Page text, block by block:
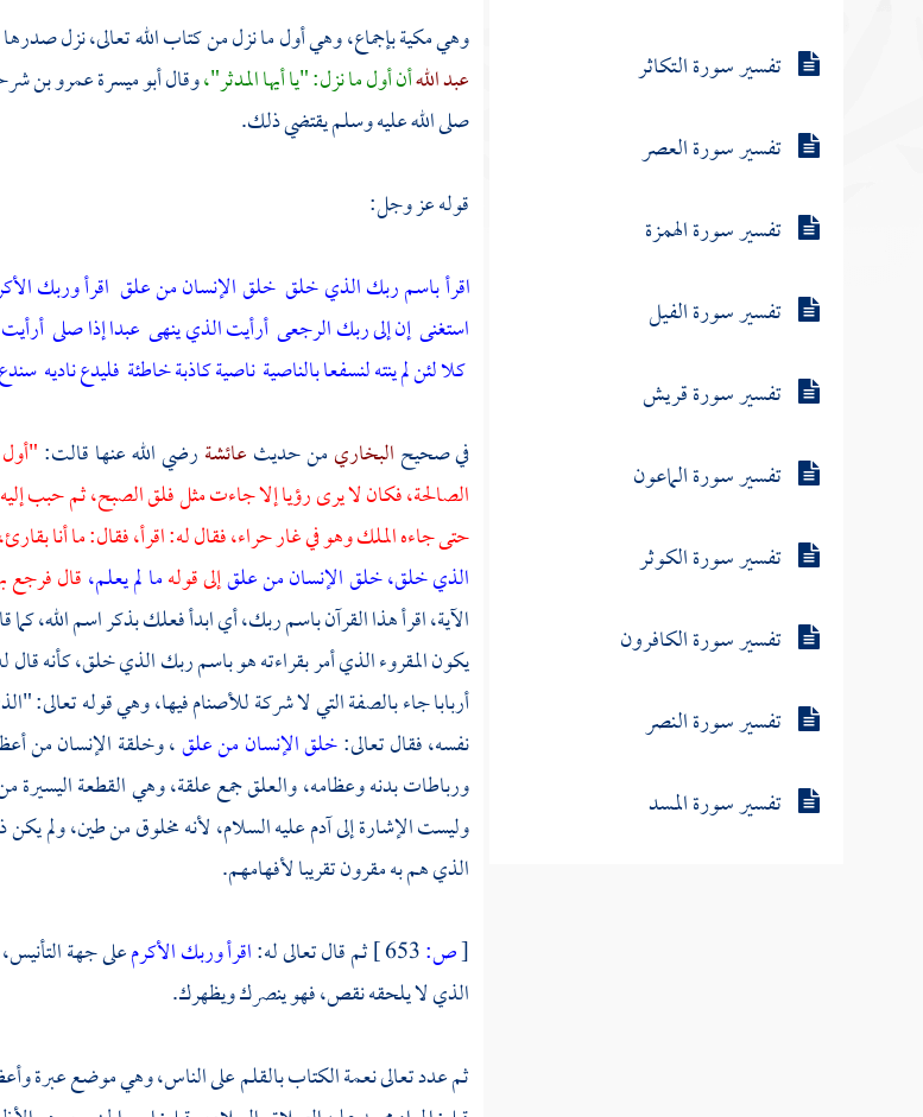
تفسير سورة التكاثر
تفسير سورة العصر
تفسير سورة الهمزة
تفسير سورة الفيل
تفسير سورة قريش
تفسير سورة الماعون
تفسير سورة الكوثر
تفسير سورة الكافرون
تفسير سورة النصر
تفسير سورة المسد
وهي مكية بإجماع، وهي أول ما نزل من كتاب الله تعالى، نزل
عبد اللهأن أول ما نزل: "يا أيها المدثر"،وقالأبو ميسرة عمرو بن
صلى الله عليه وسلم يقتضي ذلك.
قوله عز وجل:
اقرأ باسم ربك الذي خلق خلق الإنسان من علق اقرأ وربك
استغنىإن إلى ربك الرجعىأرأيت الذي ينهى عبدا إذا صلى
كلا لئن لم ينته لنسفعا بالناصيةناصية كاذبة خاطئة فليدع ناديه
في صحيحالبخاريمن حديثعائشةرضي الله عنها قالت:
الصالحة، فكان لا يرى رؤيا إلا جاءت مثل فلق الصبح، ثم حبب
حتى جاءه الملك وهو فيغار حراء،فقال له: اقرأ، فقال: ما أنا
الذي خلق،خلق الإنسان من علقإلى قولهما لم يعلم،قال فرجع
الآية، اقرأ هذا القرآن باسم ربك، أي ابدأ فعلك بذكر اسم الله، كما
يكون المقروء الذي أمر بقراءته هو باسم ربك الذي خلق، كأنه
أربابا جاء بالصفة التي لا شركة للأصنام فيها، وهي قوله
نفسه، فقال تعالى:خلق الإنسان من علق، وخلقة الإنسان من
ورباطات بدنه وعظامه، والعلق جمع علقة، وهي القطعة اليسيرة
وليست الإشارة إلىآدمعليه السلام، لأنه مخلوق من طين، ولم
الذي هم به مقرون تقريبا لأفهامهم.
[ص: ثم قال تعالى له:اقرأ وربك الأكرمعلى جهة
الذي لا يلحقه نقص، فهو ينصرك ويظهرك.
ثم عدد تعالى نعمة الكتاب بالقلم على الناس، وهي موضع عبرة